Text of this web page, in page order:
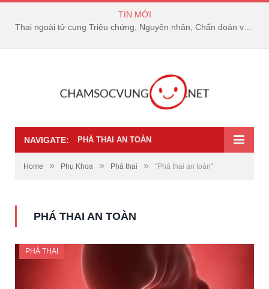
TIN MỚI
Thai ngoài tử cung Triệu chứng, Nguyên nhân, Chẩn đoán và Điều trị
NAVIGATE: PHÁ THAI AN TOÀN
Home » Phụ Khoa » Phá thai » "Phá thai an toàn"
PHÁ THAI AN TOÀN
PHÁ THAI